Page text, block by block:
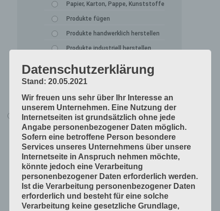
Papier, Karton, Pappe, Kunststoffe
Produkte fügen
Produkte handwerklich herstellen
Produkte industriell herstellen
Technische Grundlagen
Verfahrenstechniken
Alle Lerninhalte
Druck
Arbeitsabläufe in der Druckerei
Digitale Drucksysteme
Druckformen
Druckprodukte herstellen
Druckprodukte veredeln
Datenschutzerklärung
Stand: 20.05.2021
Wir freuen uns sehr über Ihr Interesse an
unserem Unternehmen. Eine Nutzung der
Internetseiten ist grundsätzlich ohne jede
Angabe personenbezogener Daten möglich.
Sofern eine betroffene Person besondere
Services unseres Unternehmens über unsere
Internetseite in Anspruch nehmen möchte,
könnte jedoch eine Verarbeitung
personenbezogener Daten erforderlich werden.
Ist die Verarbeitung personenbezogener Daten
erforderlich und besteht für eine solche
Verarbeitung keine gesetzliche Grundlage,